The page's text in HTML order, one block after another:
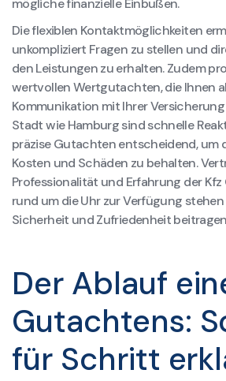
mögliche finanzielle Einbußen.
Die flexiblen Kontaktmöglichkeiten
unkompliziert Fragen zu stellen und
den Leistungen zu erhalten. Zudem
wertvollen Wertgutachten, die Ihnen
Kommunikation mit Ihrer
Stadt wie Hamburg sind schnelle
präzise Gutachten entscheidend, um
Kosten und Schäden zu behalten.
Professionalität und Erfahrung der
rund um die Uhr zur Verfügung
Sicherheit und Zufriedenheit
Der Ablauf
Gutachtens:
für Schritt